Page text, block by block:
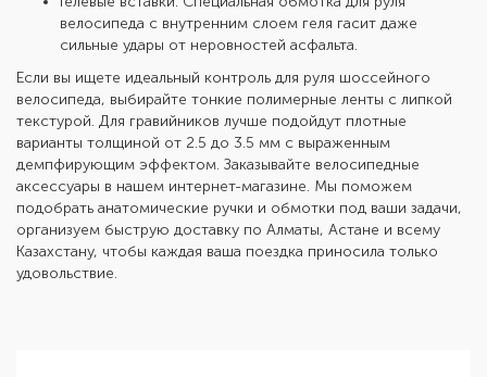
велосипеда с внутренним слоем геля гасит даже
сильные удары от неровностей асфальта.
Если вы ищете идеальный контроль для руля шоссейного
велосипеда, выбирайте тонкие полимерные ленты с липкой
текстурой. Для гравийников лучше подойдут плотные
варианты толщиной от 2.5 до 3.5 мм с выраженным
демпфирующим эффектом. Заказывайте велосипедные
аксессуары в нашем интернет-магазине. Мы поможем
подобрать анатомические ручки и обмотки под ваши задачи,
организуем быструю доставку по Алматы, Астане и всему
Казахстану, чтобы каждая ваша поездка приносила только
удовольствие.